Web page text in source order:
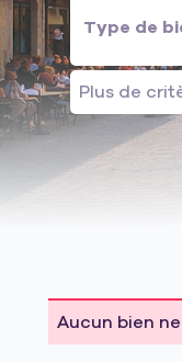
Plus de
Aucun bien